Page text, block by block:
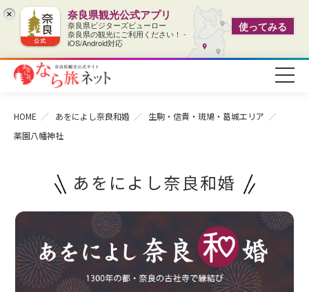
× 奈良県観光公式アプリ
奈良県ビジターズビューロー
奈良県の観光にご利用ください！ -
iOS/Android対応
使ってみる
HOME あをによし奈良和婚
生駒・信貴・斑鳩・葛城エリア
薬園八幡神社
あをによし奈良和婚